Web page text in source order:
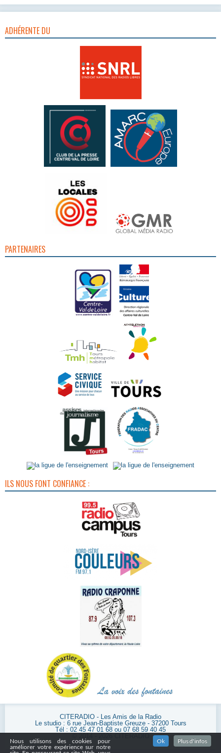
ADHÉRENTE DU
PARTENAIRES
ILS NOUS FONT CONFIANCE :
CITERADIO - Les Amis de la Radio
Le studio : 6 rue Jean-Baptiste Greuze - 37200 Tours
Tél : 02 45 47 01 68 ou 07 68 59 40 45
Nous utilisons des cookies pour
améliorer votre expérience sur notre
Ok Plus d'infos